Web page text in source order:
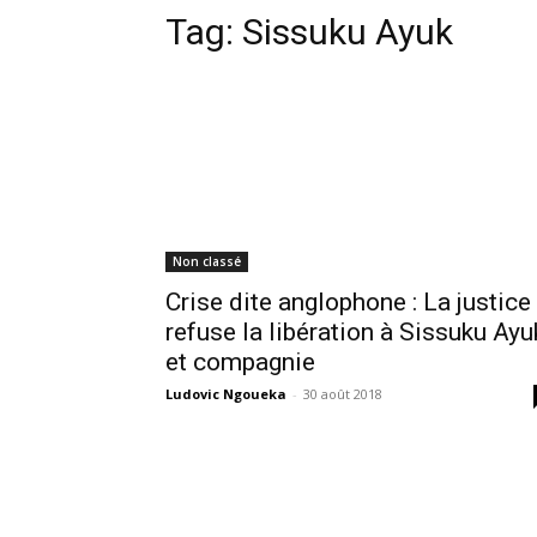
Tag: Sissuku Ayuk
Non classé
Crise dite anglophone : La justice
refuse la libération à Sissuku
et compagnie
Ludovic Ngoueka - 30 août 2018